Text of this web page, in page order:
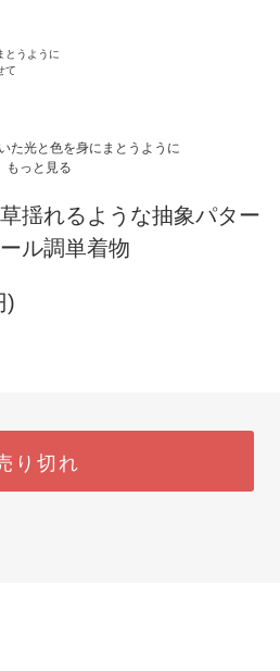
とうように
て
た光と色を身にまとうように
もっと見る
揺れるような抽象パター
ル調単着物
)
り切れ